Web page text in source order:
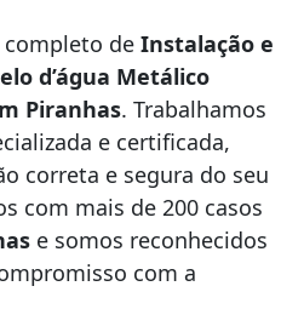
completo de Instalação e
d’água Metálico
Piranhas. Trabalhamos
e certificada,
correta e segura do seu
com mais de 200 casos
e somos reconhecidos
com a